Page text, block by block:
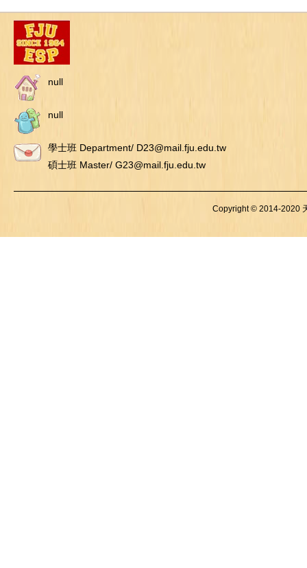
null
null
學士班 Department/ D23@mail.fju.edu.tw
碩士班 Master/ G23@mail.fju.edu.tw
Copyright © 2014-2020